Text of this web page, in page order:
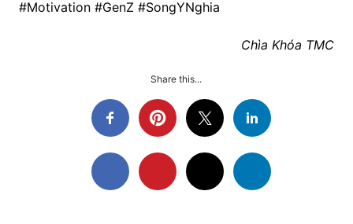
#Motivation #GenZ #SongYNghia
Chìa Khóa TMC
Share this...